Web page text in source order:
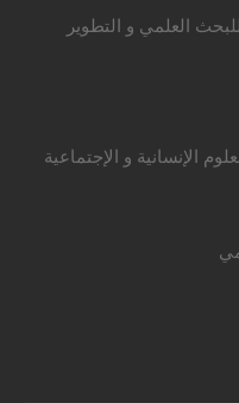
العلمي و التطوير
الإنسانية و الإجتماعية